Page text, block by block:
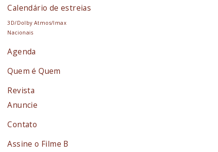
Calendário de estreias
3D/Dolby Atmos/Imax
Nacionais
Agenda
Quem é Quem
Revista
Anuncie
Contato
Assine o Filme B